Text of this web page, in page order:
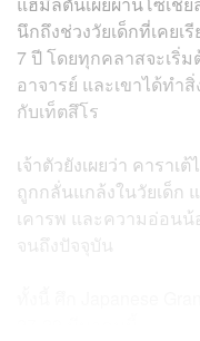
นึกถึงช่วงวัยเด็กที่เคยเ
7 ปี โดยทุกคลาสจะเริ่
อาจารย์ และเขาได้ทำ
กับเท็ตสึโร
เจ้าตัวยังเผยว่า คารา
ถูกกลั่นแกล้งในวัยเด็ก
เคารพ และความอ่อนน้
จนถึงปัจจุบัน